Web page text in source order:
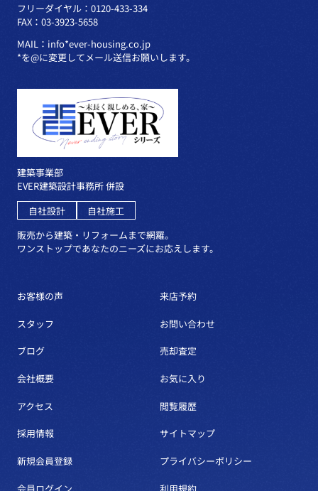
フリーダイヤル：0120-433-334
FAX：03-3923-5658
MAIL：info*ever-housing.co.jp
*を@に変更してメール送信お願いします。
建築事業部
EVER建築設計事務所 併設
自社設計
自社施工
販売から建築・リフォームまで網羅。
ワンストップであなたのニーズにお応えします。
お客様の声
スタッフ
ブログ
会社概要
アクセス
採用情報
新規会員登録
来店予約
お問い合わせ
売却査定
お気に入り
閲覧履歴
サイトマップ
プライバシーポリシー